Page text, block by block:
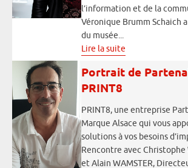
l’information et de la
Véronique Brumm Schaich
du musée...
Lire la suite
Portrait de
PRINT8
PRINT8, une entreprise
Marque Alsace qui vous
solutions à vos besoins
Rencontre avec Christophe
et Alain WAMSTER,